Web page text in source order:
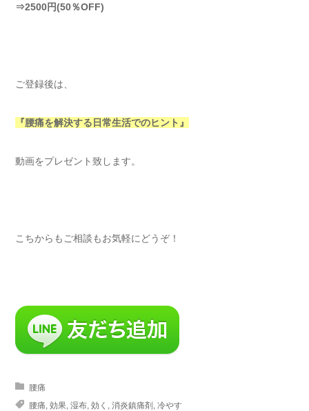
⇒2500円(50％OFF)
ご登録後は、
『腰痛を解決する日常生活でのヒント』
動画をプレゼント致します。
こちからもご相談もお気軽にどうぞ！
腰痛
腰痛 効果 湿布 効く 消炎鎮痛剤 冷やす